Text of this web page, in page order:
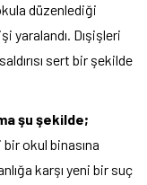
düzenlediği
yaralandı. Dışişleri
sert bir şekilde
şu şekilde;
okul binasına
karşı yeni bir suç